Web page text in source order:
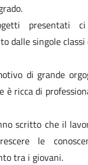
presentati
dalle singole
di grande
è ricca di
scritto che il
le
tra i giovani.